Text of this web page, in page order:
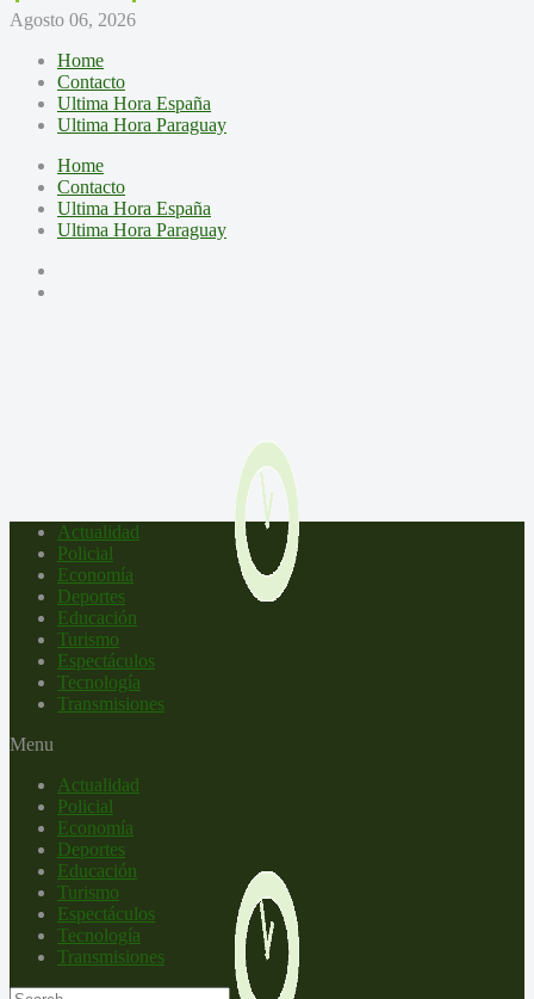
Agosto 06, 2026
Home
Contacto
Ultima Hora España
Ultima Hora Paraguay
Home
Contacto
Ultima Hora España
Ultima Hora Paraguay
Actualidad
Policial
Economía
Deportes
Educación
Turismo
Espectáculos
Tecnología
Transmisiones
Menu
Actualidad
Policial
Economía
Deportes
Educación
Turismo
Espectáculos
Tecnología
Transmisiones